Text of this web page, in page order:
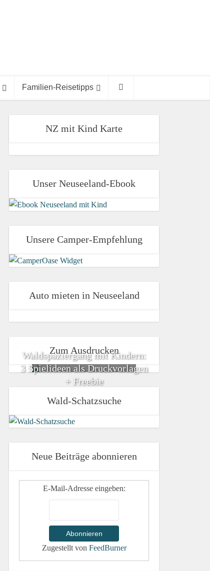
Familien-Reisetipps
NZ mit Kind Karte
Unser Neuseeland-Ebook
Unsere Camper-Empfehlung
Auto mieten in Neuseeland
Zum Ausdrucken
Waldspaziergang mit Kindern:
3 Spielideen als Druckvorlagen
+ Freebie
Wald-Schatzsuche
Neue Beiträge abonnieren
E-Mail-Adresse eingeben:
Zugestellt von FeedBurner